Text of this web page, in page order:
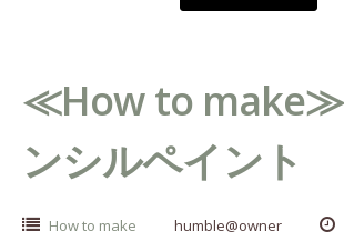
≪How to
ンシルペイント
How to make humble@owner